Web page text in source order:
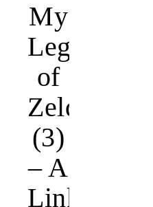
My
Legend
of
Zelda
(3)
– A
Link